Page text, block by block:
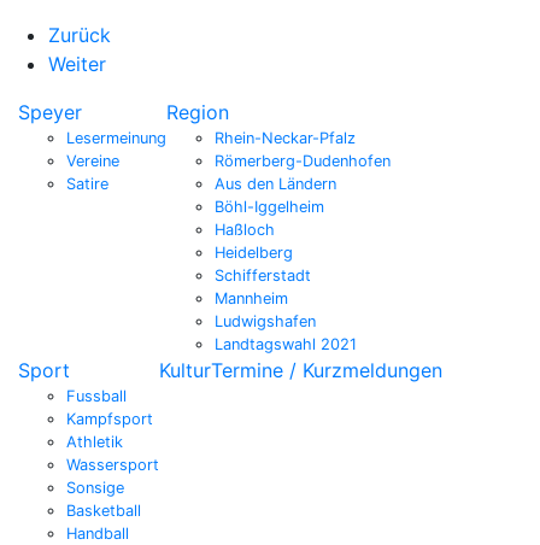
Zurück
Weiter
Speyer
Lesermeinung
Vereine
Satire
Region
Rhein-Neckar-Pfalz
Römerberg-Dudenhofen
Aus den Ländern
Böhl-Iggelheim
Haßloch
Heidelberg
Schifferstadt
Mannheim
Ludwigshafen
Landtagswahl 2021
Sport
Fussball
Kampfsport
Athletik
Wassersport
Sonsige
Basketball
Handball
KulturTermine / Kurzmeldungen